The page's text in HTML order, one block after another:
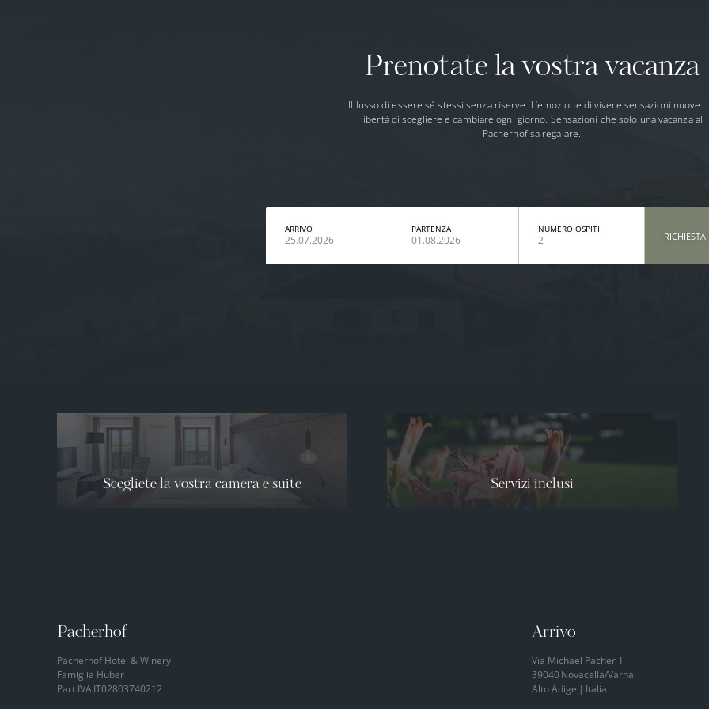
Prenotate la vostra vacanza
Il lusso di essere sé stessi senza riserve. L’emozione di vivere sensazioni nuove.
libertà di scegliere e cambiare ogni giorno. Sensazioni che solo una vacanza al
Pacherhof sa regalare.
ARRIVO
25.07.2026
PARTENZA
01.08.2026
NUMERO OSPITI
2 RICHIESTA
Scegliete la vostra camera e suite Servizi inclusi
Pacherhof
Pacherhof Hotel & Winery
Famiglia Huber
Part.IVAIT02803740212
Arrivo
Via Michael Pacher 1
39040 Novacella/Varna
Alto Adige | Italia